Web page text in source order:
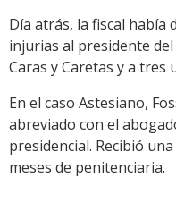
Día atrás, la fiscal había
injurias al presidente
Caras y Caretas y a tres
En el caso Astesiano,
abreviado con el
presidencial. Recibió
meses de penitenciaria.